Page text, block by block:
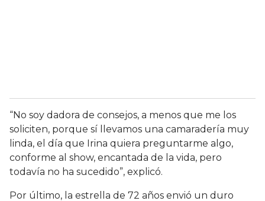
“No soy dadora de consejos, a menos que me los
soliciten, porque sí llevamos una camaradería muy
linda, el día que Irina quiera preguntarme algo,
conforme al show, encantada de la vida, pero
todavía no ha sucedido”, explicó.
Por último, la estrella de 72 años envió un duro